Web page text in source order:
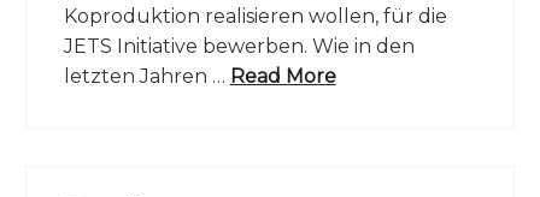
Koproduktion realisieren wollen, für die
JETS Initiative bewerben. Wie in den
letzten Jahren … Read More